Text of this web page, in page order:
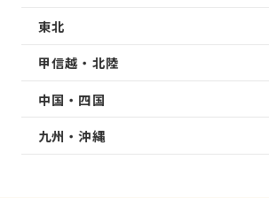
東北
甲信越・北陸
中国・四国
九州・沖縄